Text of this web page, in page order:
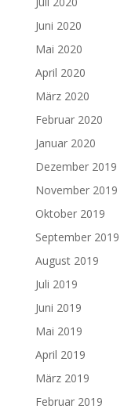
Juni 2020
Mai 2020
April 2020
März 2020
Februar 2020
Januar 2020
Dezember 2019
November 2019
Oktober 2019
September 2019
August 2019
Juli 2019
Juni 2019
Mai 2019
April 2019
März 2019
Februar 2019